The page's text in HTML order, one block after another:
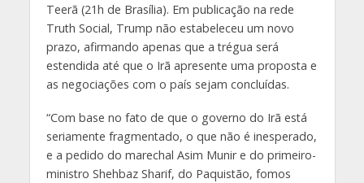
Teerã (21h de Brasília). Em publicação na rede
Truth Social, Trump não estabeleceu um novo
prazo, afirmando apenas que a trégua será
estendida até que o Irã apresente uma proposta e
as negociações com o país sejam concluídas.
“Com base no fato de que o governo do Irã está
seriamente fragmentado, o que não é inesperado,
e a pedido do marechal Asim Munir e do primeiro-
ministro Shehbaz Sharif, do Paquistão, fomos